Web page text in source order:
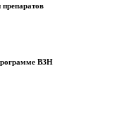
препаратов
ВЗН